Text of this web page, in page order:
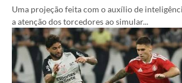
Uma projeção feita com o auxílio de
a atenção dos torcedores ao simular...